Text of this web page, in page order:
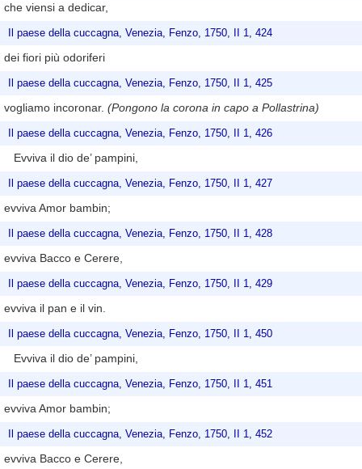
che viensi a dedicar,
Il paese della cuccagna, Venezia, Fenzo, 1750, II 1, 424
dei fiori più odoriferi
Il paese della cuccagna, Venezia, Fenzo, 1750, II 1, 425
vogliamo incoronar. (Pongono la corona in capo a Pollastrina)
Il paese della cuccagna, Venezia, Fenzo, 1750, II 1, 426
Evviva il dio de’ pampini,
Il paese della cuccagna, Venezia, Fenzo, 1750, II 1, 427
evviva Amor bambin;
Il paese della cuccagna, Venezia, Fenzo, 1750, II 1, 428
evviva Bacco e Cerere,
Il paese della cuccagna, Venezia, Fenzo, 1750, II 1, 429
evviva il pan e il vin.
Il paese della cuccagna, Venezia, Fenzo, 1750, II 1, 450
Evviva il dio de’ pampini,
Il paese della cuccagna, Venezia, Fenzo, 1750, II 1, 451
evviva Amor bambin;
Il paese della cuccagna, Venezia, Fenzo, 1750, II 1, 452
evviva Bacco e Cerere,